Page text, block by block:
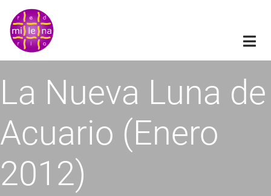
Pasar
contenido
principal
La Nueva Luna de
Acuario (Enero
2012)